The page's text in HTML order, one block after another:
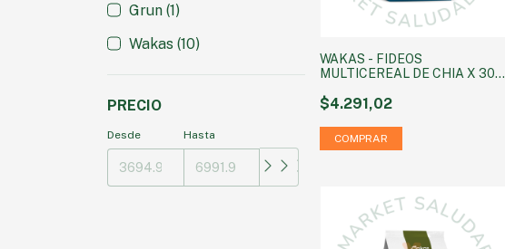
Grun (1)
Wakas (10)
PRECIO
Desde Hasta
WAKAS - FIDEOS
MULTICEREAL DE CHIA X 300
$4.291,02